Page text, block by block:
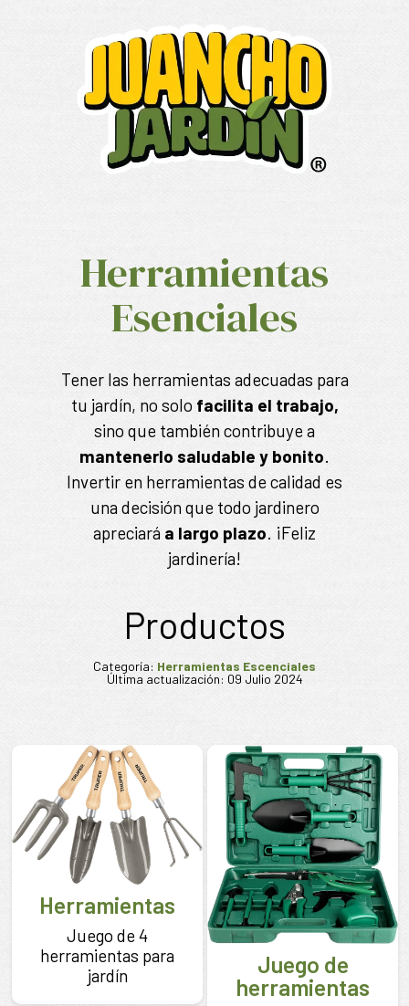
Herramientas
Esenciales
Tener las herramientas adecuadas para
tu jardín, no solo facilita el trabajo,
sino que también contribuye a
mantenerlo saludable y bonito.
Invertir en herramientas de calidad es
una decisión que todo jardinero
apreciará a largo plazo. ¡Feliz
jardinería!
Productos
Categoría: Herramientas Escenciales
Última actualización: 09 Julio 2024
Herramientas
Juego de 4
herramientas para
jardín
Juego de
herramientas